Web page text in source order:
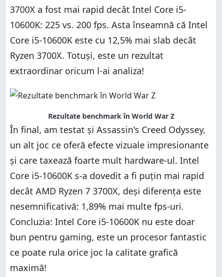
3700X a fost mai rapid decât Intel Core i5-
10600K: 225 vs. 200 fps. Asta înseamnă că Intel
Core i5-10600K este cu 12,5% mai slab decât
Ryzen 3700X. Totuși, este un rezultat
extraordinar oricum l-ai analiza!
Rezultate benchmark în World War Z
În final, am testat și Assassin's Creed Odyssey,
un alt joc ce oferă efecte vizuale impresionante
și care taxează foarte mult hardware-ul. Intel
Core i5-10600K s-a dovedit a fi puțin mai rapid
decât AMD Ryzen 7 3700X, deși diferența este
nesemnificativă: 1,89% mai multe fps-uri.
Concluzia: Intel Core i5-10600K nu este doar
bun pentru gaming, este un procesor fantastic
ce poate rula orice joc la calitate grafică
maximă!